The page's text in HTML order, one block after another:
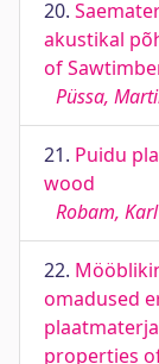
20.
akustikal
of
Püssa,
21. Puidu
wood
Robam, Karl
22.
omadused
properties